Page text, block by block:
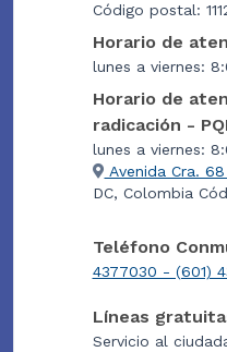
Código postal:
Horario de
lunes a viernes:
Horario de
radicación -
lunes a viernes:
Avenida Cra.
DC, Colombia
Teléfono
4377030 - (601)
Líneas
Servicio al